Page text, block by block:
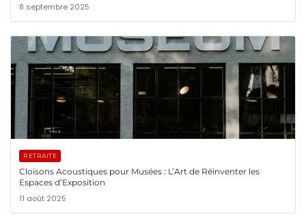
8 septembre 2025
RETRAITE
Cloisons Acoustiques pour Musées : L’Art de Réinventer les
Espaces d’Exposition
11 août 2025